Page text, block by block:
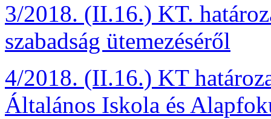
3/2018. (II.16.) KT.
szabadság ütemezéséről
4/2018. (II.16.) KT
Általános Iskola és